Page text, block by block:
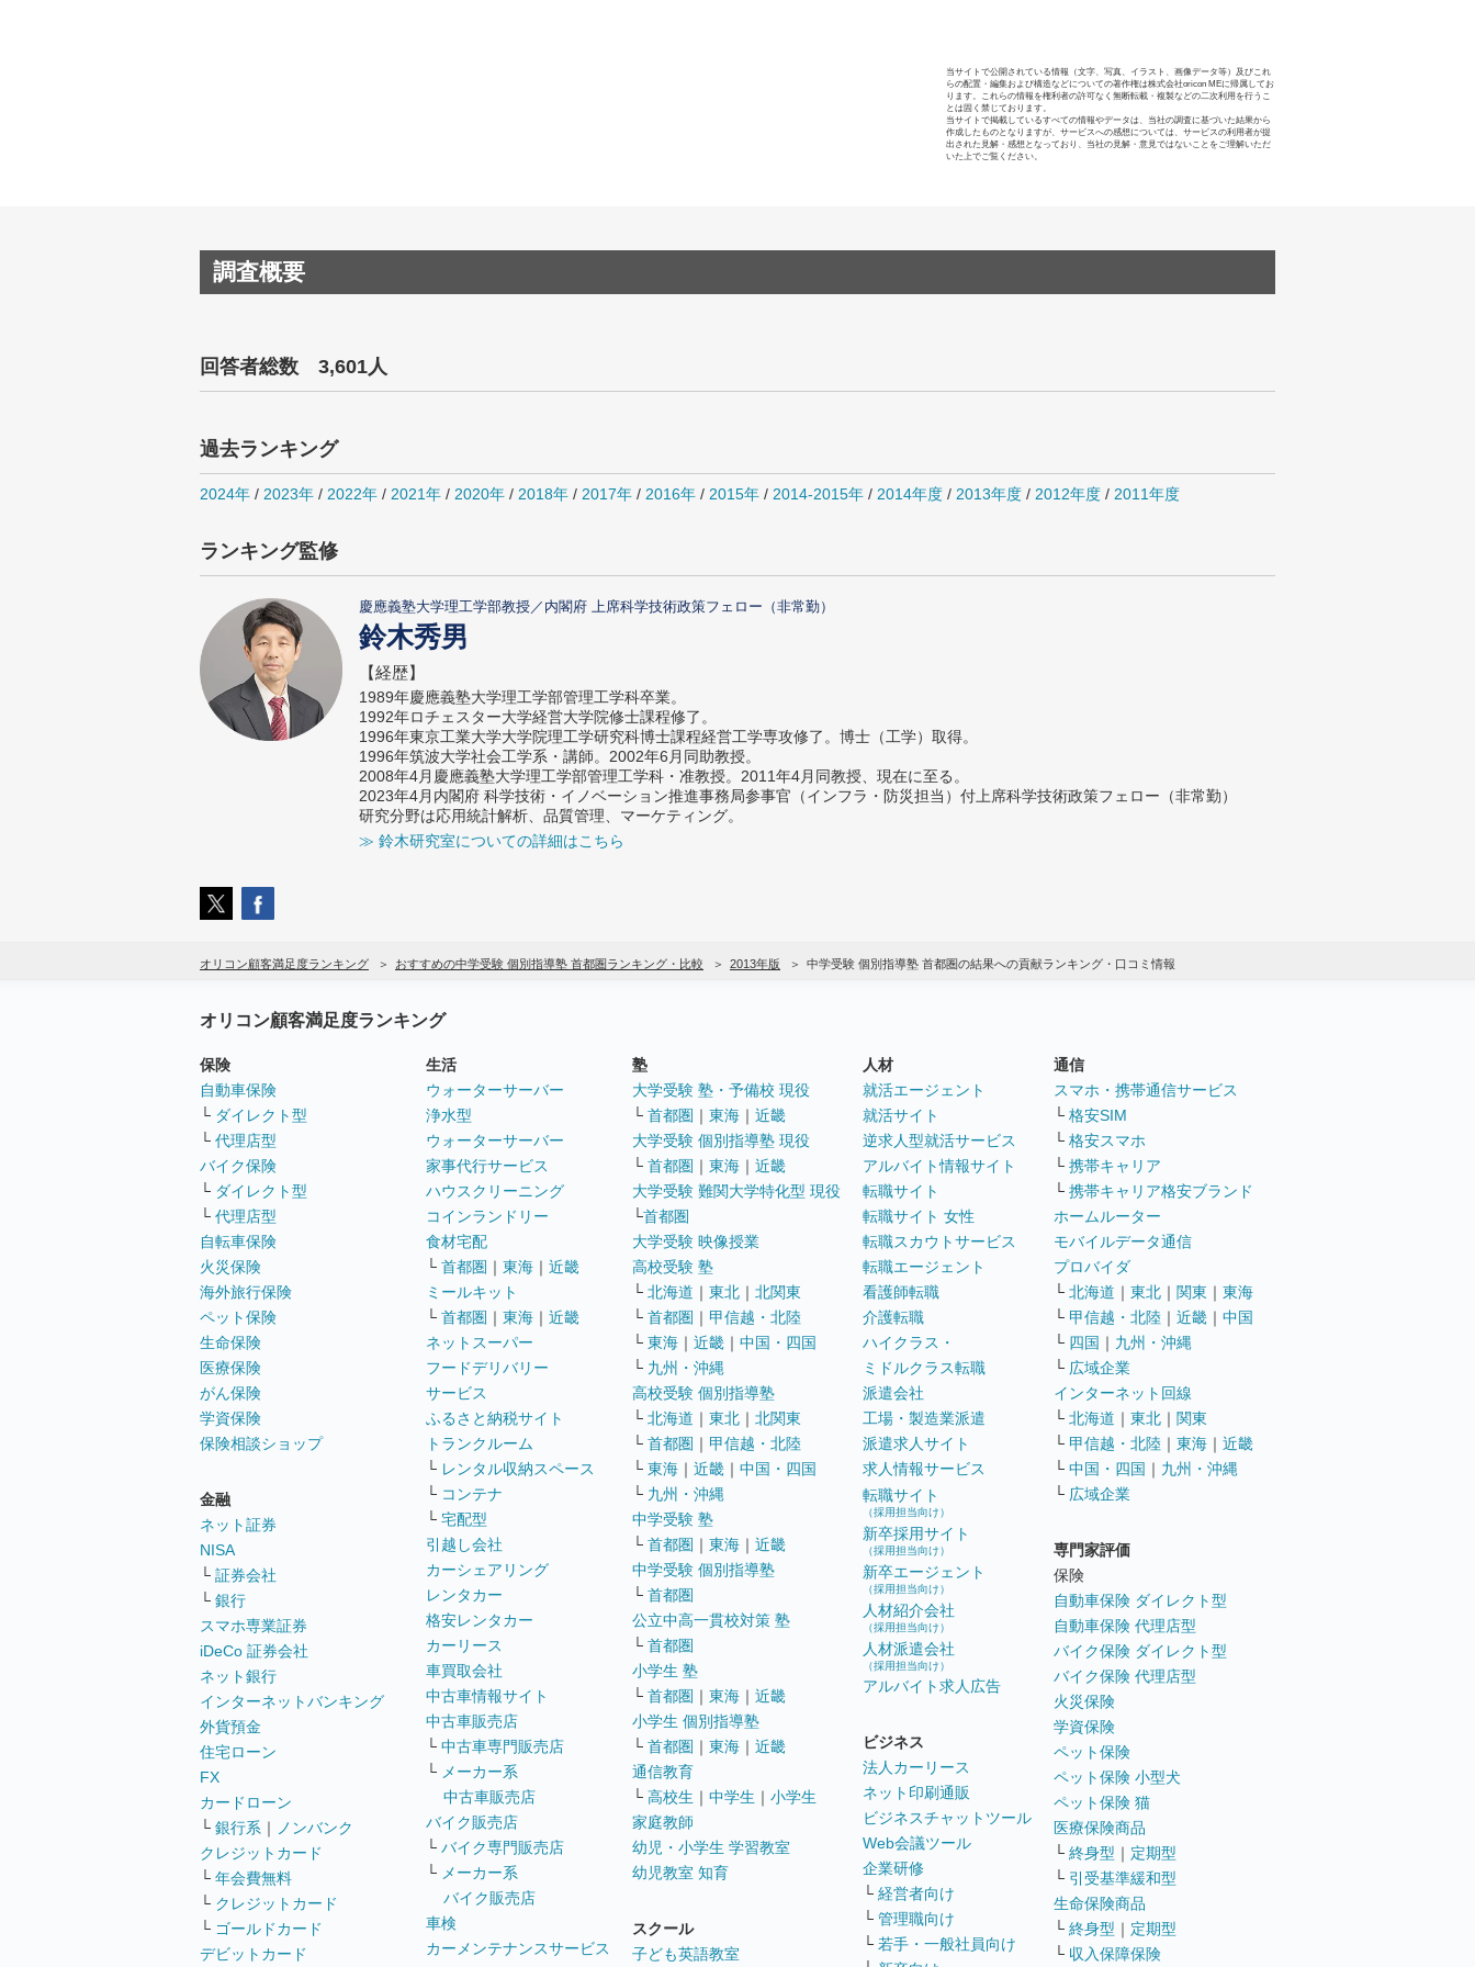
当サイトで公開されている情報（文字、写真、イラスト、画像データ等）及びこれ
らの配置・編集および構造などについての著作権は株式会社oricon MEに帰属してお
ります。これらの情報を権利者の許可なく無断転載・複製などの二次利用を行うこ
とは固く禁じております。
当サイトで掲載しているすべての情報やデータは、当社の調査に基づいた結果から
作成したものとなりますが、サービスへの感想については、サービスの利用者が提
出された見解・感想となっており、当社の見解・意見ではないことをご理解いただ
いた上でご覧ください。
調査概要
回答者総数 3,601人
過去ランキング
2024年 / 2023年 / 2022年 / 2021年 / 2020年 / 2018年 / 2017年 / 2016年 / 2015年 / 2014-2015年 / 2014年度 / 2013年度 / 2012年度 / 2011年度
ランキング監修
慶應義塾大学理工学部教授／内閣府 上席科学技術政策フェロー（非常勤）
鈴木秀男
【経歴】
1989年慶應義塾大学理工学部管理工学科卒業。
1992年ロチェスター大学経営大学院修士課程修了。
1996年東京工業大学大学院理工学研究科博士課程経営工学専攻修了。博士（工学）取得。
1996年筑波大学社会工学系・講師。2002年6月同助教授。
2008年4月慶應義塾大学理工学部管理工学科・准教授。2011年4月同教授、現在に至る。
2023年4月内閣府 科学技術・イノベーション推進事務局参事官（インフラ・防災担当）付上席科学技術政策フェロー（非常勤）
研究分野は応用統計解析、品質管理、マーケティング。
≫ 鈴木研究室についての詳細はこちら
オリコン顧客満足度ランキング おすすめの中学受験 個別指導塾 首都圏ランキング・比較 2013年版 中学受験 個別指導塾 首都圏の結果への貢献ランキング・口コミ情報
オリコン顧客満足度ランキング
保険
自動車保険
└ ダイレクト型
└ 代理店型
バイク保険
└ ダイレクト型
└ 代理店型
自転車保険
火災保険
海外旅行保険
ペット保険
生命保険
医療保険
がん保険
学資保険
保険相談ショップ
金融
ネット証券
NISA
└ 証券会社
└ 銀行
スマホ専業証券
iDeCo 証券会社
ネット銀行
インターネットバンキング
外貨預金
住宅ローン
FX
カードローン
└ 銀行系 ｜ ノンバンク
クレジットカード
└ 年会費無料
└ クレジットカード
└ ゴールドカード
デビットカード
生活
ウォーターサーバー
浄水型
ウォーターサーバー
家事代行サービス
ハウスクリーニング
コインランドリー
食材宅配
└ 首都圏 ｜ 東海 ｜ 近畿
ミールキット
└ 首都圏 ｜ 東海 ｜ 近畿
ネットスーパー
フードデリバリー
サービス
ふるさと納税サイト
トランクルーム
└ レンタル収納スペース
└ コンテナ
└ 宅配型
引越し会社
カーシェアリング
レンタカー
格安レンタカー
カーリース
車買取会社
中古車情報サイト
中古車販売店
└ 中古車専門販売店
└ メーカー系
中古車販売店
バイク販売店
└ バイク専門販売店
└ メーカー系
バイク販売店
車検
カーメンテナンスサービス
塾
大学受験 塾・予備校 現役
└ 首都圏 ｜ 東海 ｜ 近畿
大学受験 個別指導塾 現役
└ 首都圏 ｜ 東海 ｜ 近畿
大学受験 難関大学特化型 現役
└首都圏
大学受験 映像授業
高校受験 塾
└ 北海道 ｜ 東北 ｜ 北関東
└ 首都圏 ｜ 甲信越・北陸
└ 東海 ｜ 近畿 ｜ 中国・四国
└ 九州・沖縄
高校受験 個別指導塾
└ 北海道 ｜ 東北 ｜ 北関東
└ 首都圏 ｜ 甲信越・北陸
└ 東海 ｜ 近畿 ｜ 中国・四国
└ 九州・沖縄
中学受験 塾
└ 首都圏 ｜ 東海 ｜ 近畿
中学受験 個別指導塾
└ 首都圏
公立中高一貫校対策 塾
└ 首都圏
小学生 塾
└ 首都圏 ｜ 東海 ｜ 近畿
小学生 個別指導塾
└ 首都圏 ｜ 東海 ｜ 近畿
通信教育
└ 高校生 ｜ 中学生 ｜ 小学生
家庭教師
幼児・小学生 学習教室
幼児教室 知育
スクール
子ども英語教室
人材
就活エージェント
就活サイト
逆求人型就活サービス
アルバイト情報サイト
転職サイト
転職サイト 女性
転職スカウトサービス
転職エージェント
看護師転職
介護転職
ハイクラス・
ミドルクラス転職
派遣会社
工場・製造業派遣
派遣求人サイト
求人情報サービス
転職サイト
（採用担当向け）
新卒採用サイト
（採用担当向け）
新卒エージェント
（採用担当向け）
人材紹介会社
（採用担当向け）
人材派遣会社
（採用担当向け）
アルバイト求人広告
ビジネス
法人カーリース
ネット印刷通販
ビジネスチャットツール
Web会議ツール
企業研修
└ 経営者向け
└ 管理職向け
└ 若手・一般社員向け
通信
スマホ・携帯通信サービス
└ 格安SIM
└ 格安スマホ
└ 携帯キャリア
└ 携帯キャリア格安ブランド
ホームルーター
モバイルデータ通信
プロバイダ
└ 北海道 ｜ 東北 ｜ 関東 ｜ 東海
└ 甲信越・北陸 ｜ 近畿 ｜ 中国
└ 四国 ｜ 九州・沖縄
└ 広域企業
インターネット回線
└ 北海道 ｜ 東北 ｜ 関東
└ 甲信越・北陸 ｜ 東海 ｜ 近畿
└ 中国・四国 ｜ 九州・沖縄
└ 広域企業
専門家評価
保険
自動車保険 ダイレクト型
自動車保険 代理店型
バイク保険 ダイレクト型
バイク保険 代理店型
火災保険
学資保険
ペット保険
ペット保険 小型犬
ペット保険 猫
医療保険商品
└ 終身型 ｜ 定期型
└ 引受基準緩和型
生命保険商品
└ 終身型 ｜ 定期型
└ 収入保障保険